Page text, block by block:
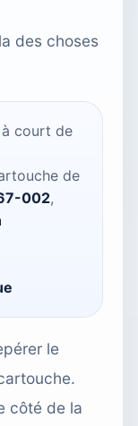
des choses
court de
de
002,
le
côté de la